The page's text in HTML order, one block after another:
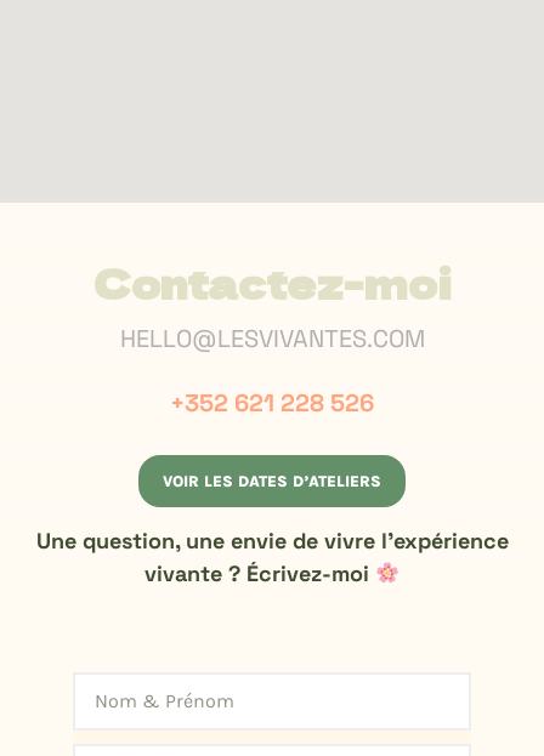
Contactez-moi
HELLO@LESVIVANTES.COM
+352 621 228 526
VOIR LES DATES D’ATELIERS
Une question, une envie de vivre l’expérience
vivante ? Écrivez-moi